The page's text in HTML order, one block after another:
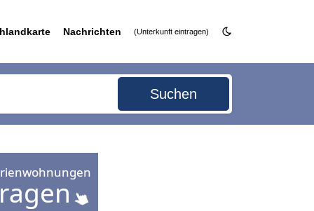
Nachrichten (Unterkunft eintragen)
Suchen